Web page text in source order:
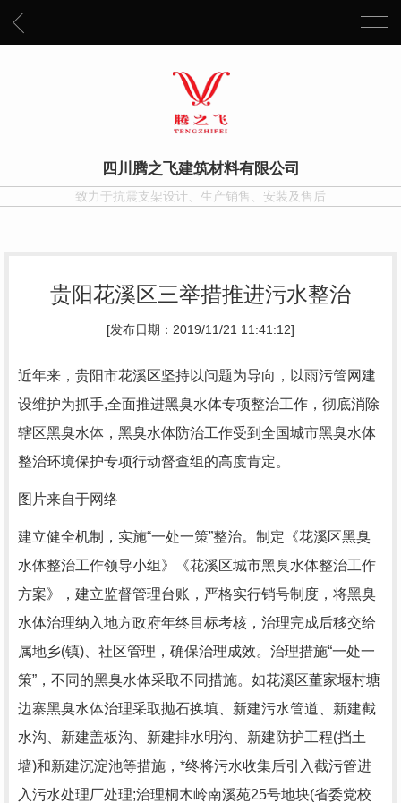
四川腾之飞建筑材料有限公司
致力于抗震支架设计、生产销售、安装及售后
贵阳花溪区三举措推进污水整治
[发布日期：2019/11/21 11:41:12]
近年来，贵阳市花溪区坚持以问题为导向，以雨污管网建
设维护为抓手,全面推进黑臭水体专项整治工作，彻底消除
辖区黑臭水体，黑臭水体防治工作受到全国城市黑臭水体
整治环境保护专项行动督查组的高度肯定。
图片来自于网络
建立健全机制，实施“一处一策”整治。制定《花溪区黑臭
水体整治工作领导小组》《花溪区城市黑臭水体整治工作
方案》，建立监督管理台账，严格实行销号制度，将黑臭
水体治理纳入地方政府年终目标考核，治理完成后移交给
属地乡(镇)、社区管理，确保治理成效。治理措施“一处一
策”，不同的黑臭水体采取不同措施。如花溪区董家堰村塘
边寨黑臭水体治理采取抛石换填、新建污水管道、新建截
水沟、新建盖板沟、新建排水明沟、新建防护工程(挡土
墙)和新建沉淀池等措施，*终将污水收集后引入截污管进
入污水处理厂处理;治理桐木岭南溪苑25号地块(省委党校